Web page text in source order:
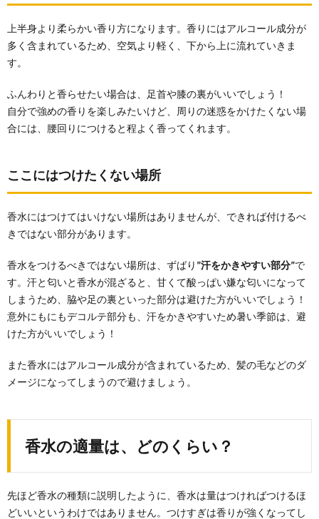
上半身より柔らかい香り方になります。香りにはアルコール成分が
多く含まれているため、空気より軽く、下から上に流れていきま
す。
ふんわりと香らせたい場合は、足首や膝の裏がいいでしょう！
自分で強めの香りを楽しみたいけど、周りの迷惑をかけたくない場
合には、腰回りにつけると程よく香ってくれます。
ここにはつけたくない場所
香水にはつけてはいけない場所はありませんが、できれば付けるべ
きではない部分があります。
香水をつけるべきではない場所は、ずばり ”汗をかきやすい部分”で
す。汗と匂いと香水が混ざると、甘くて酸っぱい嫌な匂いになって
しまうため、脇や足の裏といった部分は避けた方がいいでしょう！
意外にもにもデコルテ部分も、汗をかきやすいため暑い季節は、避
けた方がいいでしょう！
また香水にはアルコール成分が含まれているため、髪の毛などのダ
メージになってしまうので避けましょう。
香水の適量は、どのくらい？
先ほど香水の種類に説明したように、香水は量はつければつけるほ
どいいというわけではありません。つけすぎは香りが強くなってし